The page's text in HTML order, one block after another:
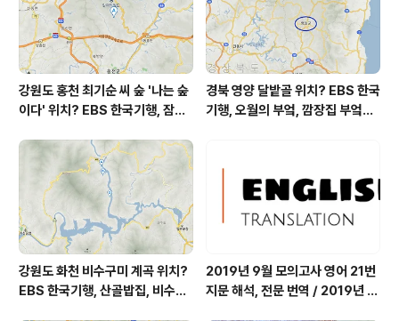
강원도 홍천 최기순 씨 숲 '나는 숲
이다' 위치? EBS 한국기행, 잠시
군 최기순 씨 캠핑장 펜션 어디? /
강원도 홍천군 가볼 만한 곳, (구)
까르돈, kbs 인간극장
경북 영양 달밭골 위치? EBS 한국
기행, 오월의 부엌, 깜장집 부엌은
한 곳, 영양읍 상원리. KBS 인간극
장 임분노미 할머니
강원도 화천 비수구미 계곡 위치?
EBS 한국기행, 산골밥집, 비수구
2019년 9월 모의고사 영어 21번
지문 해석, 전문 번역 / 2019년 9